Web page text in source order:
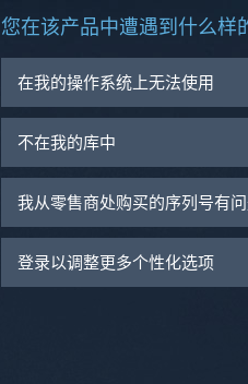
您在该产品中遭遇到什么样
在我的操作系统上无法使用
不在我的库中
我从零售商处购买的序列号有
登录以调整更多个性化选项